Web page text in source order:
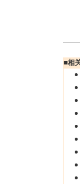
■相